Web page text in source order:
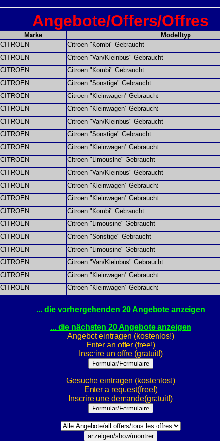
Angebote/Offers/Offres
Marke Modelltyp
CITROEN Citroen "Kombi" Gebraucht
CITROEN Citroen "Van/Kleinbus" Gebraucht
CITROEN Citroen "Kombi" Gebraucht
CITROEN Citroen "Sonstige" Gebraucht
CITROEN Citroen "Kleinwagen" Gebraucht
CITROEN Citroen "Kleinwagen" Gebraucht
CITROEN Citroen "Van/Kleinbus" Gebraucht
CITROEN Citroen "Sonstige" Gebraucht
CITROEN Citroen "Kleinwagen" Gebraucht
CITROEN Citroen "Limousine" Gebraucht
CITROEN Citroen "Van/Kleinbus" Gebraucht
CITROEN Citroen "Kleinwagen" Gebraucht
CITROEN Citroen "Kleinwagen" Gebraucht
CITROEN Citroen "Kombi" Gebraucht
CITROEN Citroen "Limousine" Gebraucht
CITROEN Citroen "Sonstige" Gebraucht
CITROEN Citroen "Limousine" Gebraucht
CITROEN Citroen "Van/Kleinbus" Gebraucht
CITROEN Citroen "Kleinwagen" Gebraucht
CITROEN Citroen "Kleinwagen" Gebraucht
... die vorhergehenden 20 Angebote anzeigen
... die nächsten 20 Angebote anzeigen
Angebot eintragen (kostenlos!)
Enter an offer (free!)
Inscrire un offre (gratuit!)
Gesuche eintragen (kostenlos!)
Enter a request(free!)
Inscrire une demande(gratuit!)